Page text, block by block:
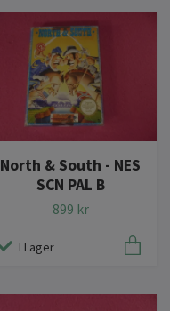
North & South - NES
SCN PAL B
899 kr
I Lager